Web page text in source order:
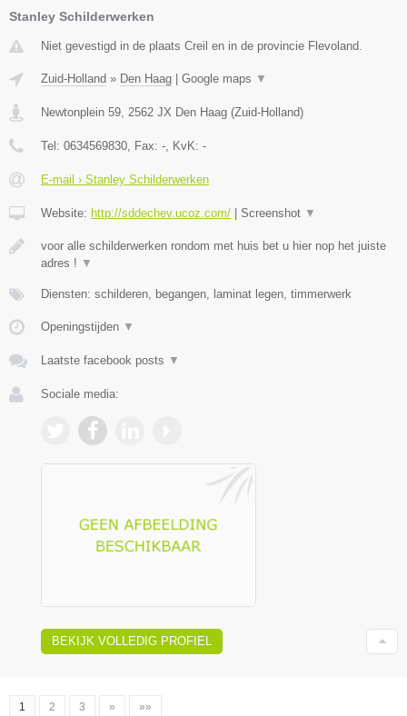
Stanley Schilderwerken
Niet gevestigd in de plaats Creil en in de provincie Flevoland.
Zuid-Holland » Den Haag | Google maps ▼
Newtonplein 59 2562 JX Den Haag (Zuid-Holland)
Tel: 0634569830 , Fax: - , KvK: -
E-mail › Stanley Schilderwerken
Website: http://sddechev.ucoz.com/ | Screenshot ▼
voor alle schilderwerken rondom met huis bet u hier nop het juiste
adres ! ▼
Diensten: schilderen, begangen, laminat legen, timmerwerk
Openingstijden ▼
Laatste facebook posts ▼
Sociale media:
BEKIJK VOLLEDIG PROFIEL
1 2 3 » »»